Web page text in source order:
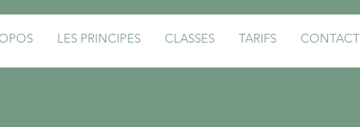
LES PRINCIPES CLASSES TARIFS CONTACT